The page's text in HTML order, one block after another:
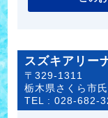
スズキアリー
〒329-1311
栃木県さくら市
TEL :028-682-